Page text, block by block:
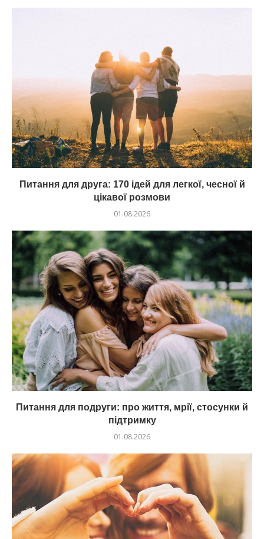
Питання для друга: 170 ідей для легкої, чесної й
цікавої розмови
01.08.2026
Питання для подруги: про життя, мрії, стосунки й
підтримку
01.08.2026